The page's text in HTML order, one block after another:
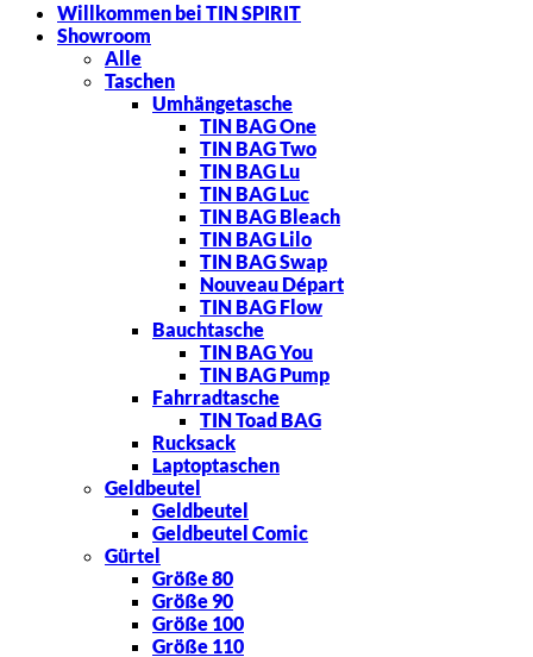
Willkommen bei TIN SPIRIT
Showroom
Alle
Taschen
Umhängetasche
TIN BAG One
TIN BAG Two
TIN BAG Lu
TIN BAG Luc
TIN BAG Bleach
TIN BAG Lilo
TIN BAG Swap
Nouveau Départ
TIN BAG Flow
Bauchtasche
TIN BAG You
TIN BAG Pump
Fahrradtasche
TIN Toad BAG
Rucksack
Laptoptaschen
Geldbeutel
Geldbeutel
Geldbeutel Comic
Gürtel
Größe 80
Größe 90
Größe 100
Größe 110